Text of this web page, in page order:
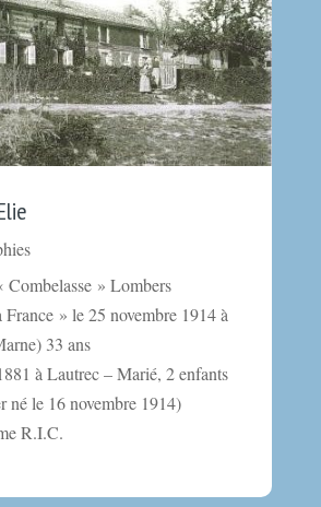
Combelasse » Lombers
» le 25 novembre 1914 à
33 ans
à Lautrec – Marié, 2 enfants
né le 16 novembre 1914)
R.I.C.